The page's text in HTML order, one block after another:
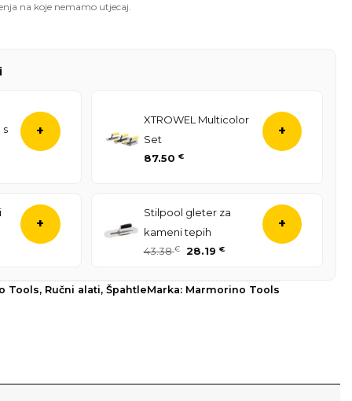
na koje nemamo utjecaj.
s
+
XTROWEL Multicolor
Set
87.50 €
+
+
Stilpool gleter za
kameni tepih
43.38€ 28.19€
+
Tools, Ručni alati, ŠpahtleMarka: Marmorino Tools